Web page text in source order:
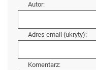
Autor:
Adres email (ukryty):
Komentarz: